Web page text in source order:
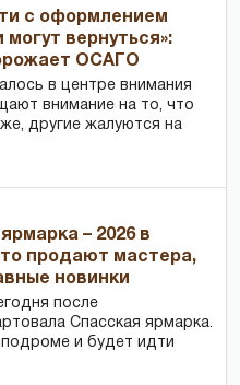
с оформлением
могут вернуться»:
ОСАГО
в центре внимания
внимание на то, что
другие жалуются на
– 2026 в
продают мастера,
новинки
после
Спасская ярмарка.
и будет идти